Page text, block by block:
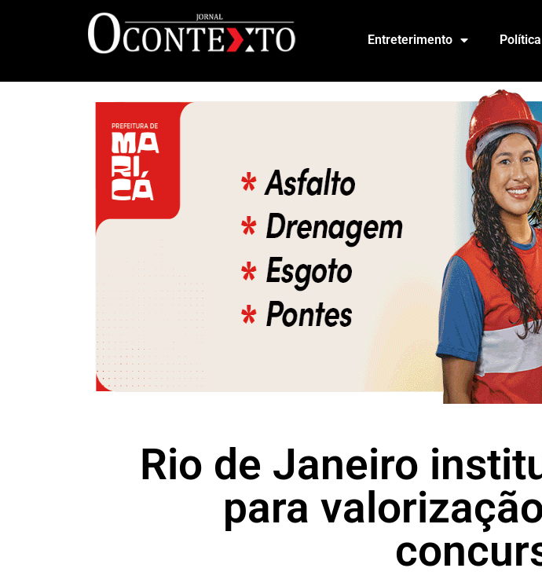
Entreterimento Política
Rio de Janeiro
para